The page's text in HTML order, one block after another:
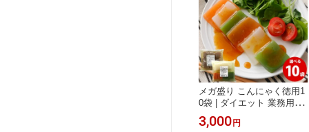
メガ盛り こんにゃく徳用1
0袋 | ダイエット 業務用 コ
ンニャク 蒟蒻 国産 ギフト
糖質制限 低糖質 ローカロ
3,000円